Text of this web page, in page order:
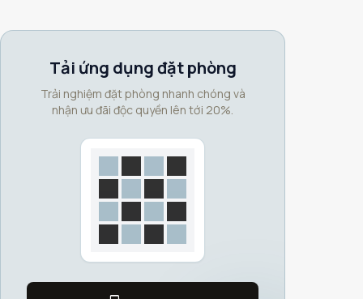
Tải ứng dụng đặt phòng
Trải nghiệm đặt phòng nhanh chóng và
nhận ưu đãi độc quyền lên tới 20%.